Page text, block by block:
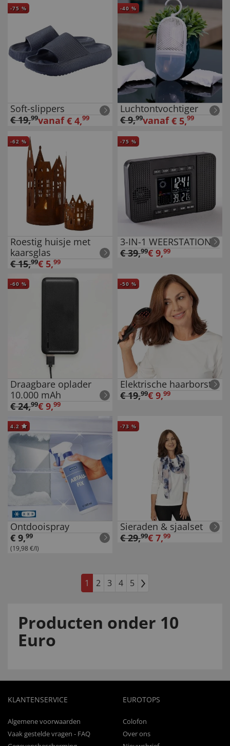
-75 %
Soft-slippers
€19,99vanaf € 4,99
-40 %
Luchtontvochtiger
€9,99vanaf € 5,99
-62 %
Roestig huisje met
kaarsglas
€15,99€ 5,99
-75 %
3-IN-1 WEERSTATION
€39,99€ 9,99
-60 %
Draagbare oplader
10.000 mAh
€24,99€ 9,99
-50 %
Elektrische haarborstel
€19,99€ 9,99
4.2
Ontdooispray
€ 9,99
(19,98 €/l)
-73 %
Sieraden & sjaalset
€29,99€ 7,99
1 2 3 4 5
Producten onder 10
Euro
KLANTENSERVICE
Algemene voorwaarden
Vaak gestelde vragen - FAQ
EUROTOPS
Colofon
Over ons